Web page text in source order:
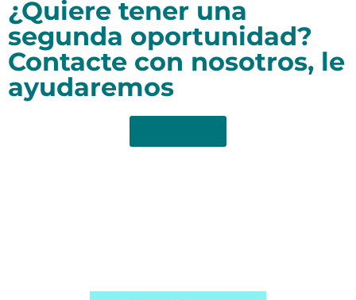
¿Quiere tener una
segunda oportunidad?
Contacte con nosotros, le
ayudaremos